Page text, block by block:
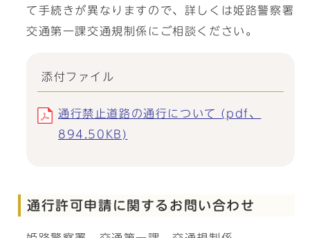
て手続きが異なりますので、詳しくは姫路警察署
交通第一課交通規制係にご相談ください。
添付ファイル
通行禁止道路の通行について (pdf、
894.50KB)
通行許可申請に関するお問い合わせ